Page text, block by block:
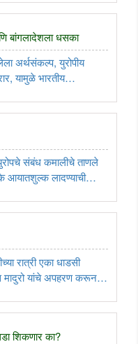
बांगलादेशला धसका
अर्थसंकल्प, युरोपीय
यामुळे भारतीय
संबंध कमालीचे ताणले
लादण्याची
रात्री एका धाडसी
मादुरो यांचे अपहरण करून
शिकणार का?